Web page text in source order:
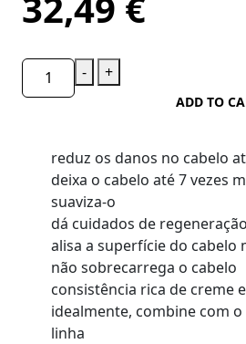
- +
ADD TO
reduz os danos no cabelo
deixa o cabelo até 7 vezes
suaviza-o
dá cuidados de
alisa a superfície do cabelo
não sobrecarrega o cabelo
consistência rica de creme
idealmente, combine com
linha